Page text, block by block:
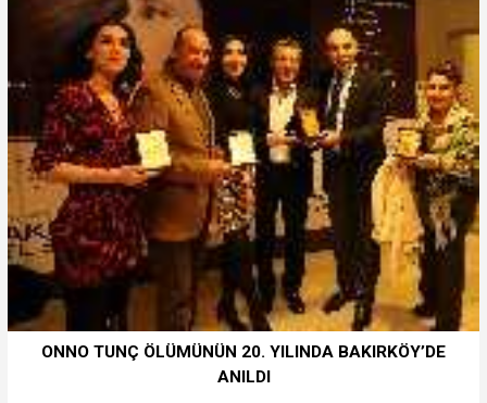
ONNO TUNÇ ÖLÜMÜNÜN 20. YILINDA BAKIRKÖY’DE
ANILDI